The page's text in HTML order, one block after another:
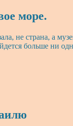
море.
не страна, а
больше ни